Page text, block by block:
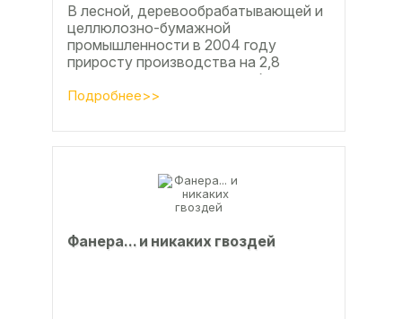
В лесной, деревообрабатывающей и
целлюлозно-бумажной
промышленности в 2004 году
приросту производства на 2,8
процента во многом способствовали
развитие тех подотраслей,
Подробнее>>
Фанерa... и никaкиx гвoздeй